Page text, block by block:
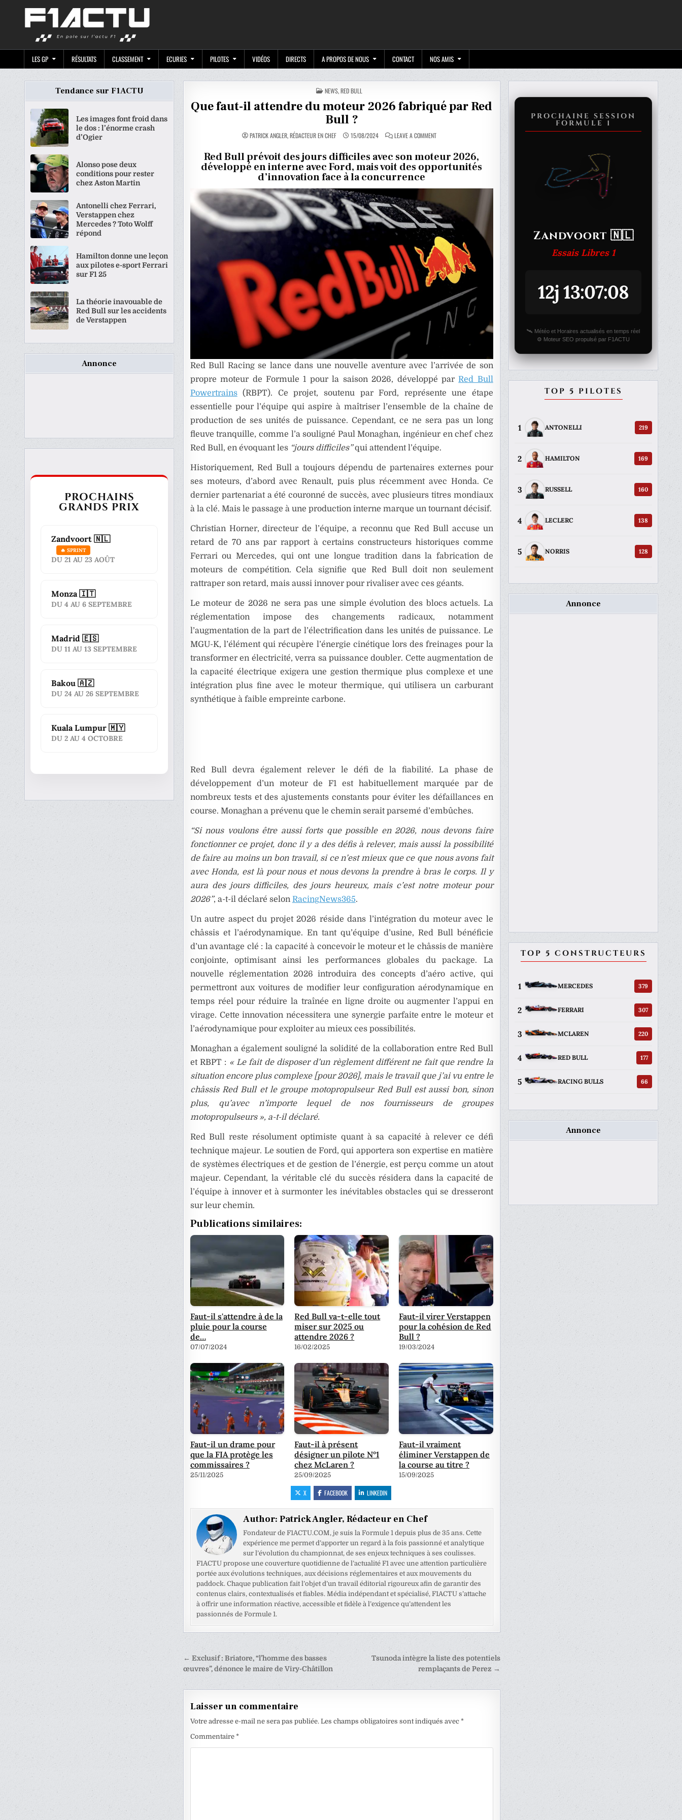
LES GP RÉSULTATS CLASSEMENT ECURIES PILOTES VIDÉOS DIRECTS A PROPOS DE NOUS CONTACT NOS AMIS
POSTED
IN
NEWS,RED BULL
Que faut-il attendre du moteur 2026 fabriqué par Red
Bull ?
PATRICK ANGLER, RÉDACTEUR EN CHEF 15/08/2024 LEAVE A COMMENTON
QUE
IL
ATTENDRE
DU
MOTEUR
PAR
BULL
?
Red Bull prévoit des jours difficiles avec son moteur 2026,
développé en interne avec Ford, mais voit des opportunités
d’innovation face à la concurrence
Red Bull Racing se lance dans une nouvelle aventure avec l’arrivée de son
propre moteur de Formule 1 pour la saison 2026, développé parRed Bull
Powertrains(RBPT). Ce projet, soutenu par Ford, représente une étape
essentielle pour l’équipe qui aspire à maîtriser l’ensemble de la chaîne de
production de ses unités de puissance. Cependant, ce ne sera pas un long
fleuve tranquille, comme l’a souligné Paul Monaghan, ingénieur en chef chez
Red Bull, en évoquant les “jours difficiles”qui attendent l’équipe.
Historiquement, Red Bull a toujours dépendu de partenaires externes pour
ses moteurs, d’abord avec Renault, puis plus récemment avec Honda. Ce
dernier partenariat a été couronné de succès, avec plusieurs titres mondiaux
à la clé. Mais le passage à une production interne marque un tournant décisif.
Christian Horner, directeur de l’équipe, a reconnu que Red Bull accuse un
retard de 70 ans par rapport à certains constructeurs historiques comme
Ferrari ou Mercedes, qui ont une longue tradition dans la fabrication de
moteurs de compétition. Cela signifie que Red Bull doit non seulement
rattraper son retard, mais aussi innover pour rivaliser avec ces géants.
Le moteur de 2026 ne sera pas une simple évolution des blocs actuels. La
réglementation impose des changements radicaux, notamment
l’augmentation de la part de l’électrification dans les unités de puissance. Le
MGU-K, l’élément qui récupère l’énergie cinétique lors des freinages pour la
transformer en électricité, verra sa puissance doubler. Cette augmentation de
la capacité électrique exigera une gestion thermique plus complexe et une
intégration plus fine avec le moteur thermique, qui utilisera un carburant
synthétique à faible empreinte carbone.
Red Bull devra également relever le défi de la fiabilité. La phase de
développement d’un moteur de F1 est habituellement marquée par de
nombreux tests et des ajustements constants pour éviter les défaillances en
course. Monaghan a prévenu que le chemin serait parsemé d’embûches.
“Si nous voulons être aussi forts que possible en 2026, nous devons faire
fonctionner ce projet, donc il y a des défis à relever, mais aussi la possibilité
de faire au moins un bon travail, si ce n’est mieux que ce que nous avons fait
avec Honda, est là pour nous et nous devons la prendre à bras le corps. Il y
aura des jours difficiles, des jours heureux, mais c’est notre moteur pour
2026”, a-t-il déclaré selon RacingNews365.
Un autre aspect du projet 2026 réside dans l’intégration du moteur avec le
châssis et l’aérodynamique. En tant qu’équipe d’usine, Red Bull bénéficie
d’un avantage clé : la capacité à concevoir le moteur et le châssis de manière
conjointe, optimisant ainsi les performances globales du package. La
nouvelle réglementation 2026 introduira des concepts d’aéro active, qui
permettront aux voitures de modifier leur configuration aérodynamique en
temps réel pour réduire la traînée en ligne droite ou augmenter l’appui en
virage. Cette innovation nécessitera une synergie parfaite entre le moteur et
l’aérodynamique pour exploiter au mieux ces possibilités.
Monaghan a également souligné la solidité de la collaboration entre Red Bull
et RBPT : « Le fait de disposer d’un règlement différent ne fait que rendre la
situation encore plus complexe [pour 2026], mais le travail que j’ai vu entre le
châssis Red Bull et le groupe motopropulseur Red Bull est aussi bon, sinon
plus, qu’avec n’importe lequel de nos fournisseurs de groupes
motopropulseurs », a-t-il déclaré.
Red Bull reste résolument optimiste quant à sa capacité à relever ce défi
technique majeur. Le soutien de Ford, qui apportera son expertise en matière
de systèmes électriques et de gestion de l’énergie, est perçu comme un atout
majeur. Cependant, la véritable clé du succès résidera dans la capacité de
l’équipe à innover et à surmonter les inévitables obstacles qui se dresseront
sur leur chemin.
Publications similaires:
Faut-il s'attendre à de la
pluie pour la course
de…
07/07/2024
Red Bull va-t-elle tout
miser sur 2025 ou
attendre 2026 ?
16/02/2025
Faut-il virer Verstappen
pour la cohésion de Red
Bull ?
19/03/2024
Faut-il un drame pour
que la FIA protège les
commissaires ?
25/11/2025
Faut-il à présent
désigner un pilote N°1
chez McLaren ?
25/09/2025
Faut-il vraiment
éliminer Verstappen de
la course au titre ?
15/09/2025
X FACEBOOK LINKEDIN
Author: Patrick Angler, Rédacteur en Chef
Fondateur de F1ACTU.COM, je suis la Formule 1 depuis plus de 35 ans. Cette
expérience me permet d’apporter un regard à la fois passionné et analytique
sur l’évolution du championnat, de ses enjeux techniques à ses coulisses.
F1ACTU propose une couverture quotidienne de l’actualité F1 avec une attention particulière
portée aux évolutions techniques, aux décisions réglementaires et aux mouvements du
paddock. Chaque publication fait l’objet d’un travail éditorial rigoureux afin de garantir des
contenus clairs, contextualisés et fiables. Média indépendant et spécialisé, F1ACTU s’attache
à offrir une information réactive, accessible et fidèle à l’exigence qu’attendent les
passionnés de Formule 1.
Navigation
de
l’article
Tsunoda intègre la liste des potentiels
remplaçants de Perez →
← Exclusif : Briatore, “l’homme des basses
œuvres”, dénonce le maire de Viry-Châtillon
Laisser un commentaire
Votre adresse e-mail ne sera pas publiée. Les champs obligatoires sont indiqués avec *
Commentaire *
Tendance sur F1ACTU
Les images font froid dans
le dos : l’énorme crash
d’Ogier
Alonso pose deux
conditions pour rester
chez Aston Martin
Antonelli chez Ferrari,
Verstappen chez
Mercedes ? Toto Wolff
répond
Hamilton donne une leçon
aux pilotes e-sport Ferrari
sur F1 25
La théorie inavouable de
Red Bull sur les accidents
de Verstappen
Annonce
PROCHAINS
GRANDS PRIX
Zandvoort 🇳🇱
🔥 SPRINT
DU 21 AU 23 AOÛT
Monza 🇮🇹
DU 4 AU 6 SEPTEMBRE
Madrid 🇪🇸
DU 11 AU 13 SEPTEMBRE
Bakou 🇦🇿
DU 24 AU 26 SEPTEMBRE
Kuala Lumpur 🇲🇾
DU 2 AU 4 OCTOBRE
PROCHAINE SESSION
FORMULE 1
Zandvoort 🇳🇱
Essais Libres 1
12j 13:07:08
🛰️ Météo et Horaires actualisés en temps réel
⚙️ Moteur SEO propulsé par F1ACTU
TOP 5 PILOTES
1 ANTONELLI 219
2 HAMILTON 169
3 RUSSELL 160
4 LECLERC 138
5 NORRIS 128
Annonce
TOP 5 CONSTRUCTEURS
1 MERCEDES 379
2 FERRARI 307
3 MCLAREN 220
4 RED BULL 177
5 RACING BULLS 66
Annonce